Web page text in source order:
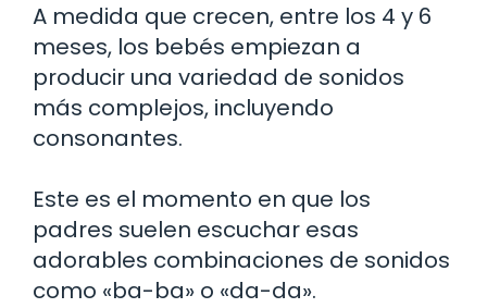
A medida que crecen, entre los 4 y 6
meses, los bebés empiezan a
producir una variedad de sonidos
más complejos, incluyendo
consonantes.
Este es el momento en que los
padres suelen escuchar esas
adorables combinaciones de sonidos
como «ba-ba» o «da-da».